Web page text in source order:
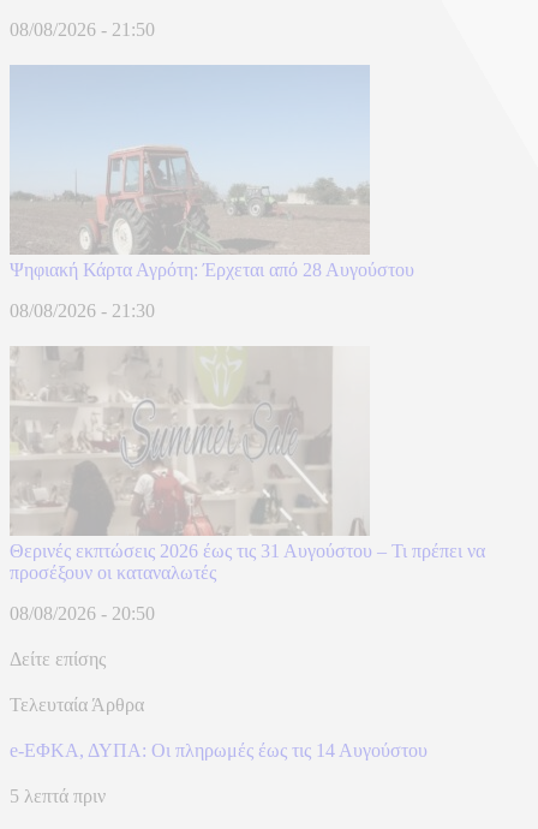
08/08/2026 - 21:50
Ψηφιακή Κάρτα Αγρότη: Έρχεται από 28 Αυγούστου
08/08/2026 - 21:30
Θερινές εκπτώσεις 2026 έως τις 31 Αυγούστου – Τι πρέπει να
προσέξουν οι καταναλωτές
08/08/2026 - 20:50
Δείτε επίσης
Τελευταία Άρθρα
e-ΕΦΚΑ, ΔΥΠΑ: Οι πληρωμές έως τις 14 Αυγούστου
5 λεπτά πριν